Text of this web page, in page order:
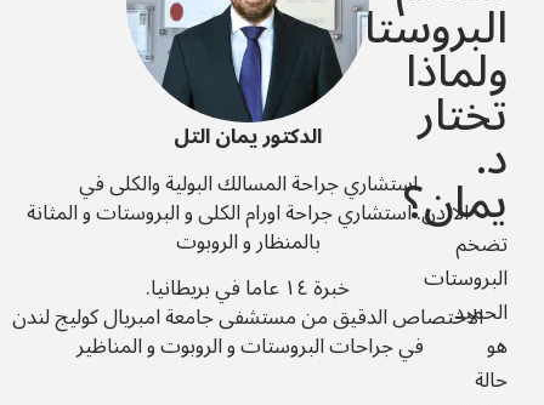
البروستات؟
ولماذا
تختار
د.
يمان؟
تضخم
البروستات
الحميد
هو
حالة
الدكتور يمان التل
استشاري جراحة المسالك البولية والكلى في
الاردن.استشاري جراحة اورام الكلى و البروستات و المثانة
بالمنظار و الروبوت
خبرة ١٤ عاما في بريطانيا.
الاختصاص الدقيق من مستشفى جامعة امبريال كوليج لندن
في جراحات البروستات و الروبوت و المناظير